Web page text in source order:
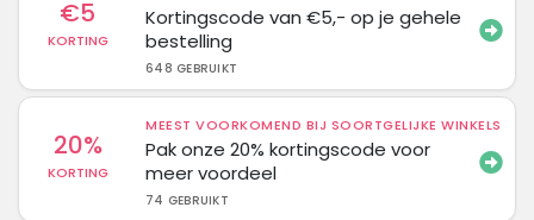
€5
KORTING
Kortingscode van €5,- op je gehele
bestelling
648 GEBRUIKT
20%
KORTING
MEEST VOORKOMEND BIJ SOORTGELIJKE WINKELS
Pak onze 20% kortingscode voor
meer voordeel
74 GEBRUIKT